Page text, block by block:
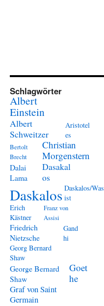
Schlagwörter
Albert
Einstein
Albert
Schweitzer
Aristotel
es
Bertolt
Brecht
Christian
Morgenstern
Dalai
Lama
Dasakal
os
Daskalos Daskalos/Was
ist
Erich
Kästner
Franz von
Assisi
Friedrich
Nietzsche
Gand
hi
Georg Bernard
Shaw
George Bernard
Shaw
Goet
he
Graf von Saint
Germain